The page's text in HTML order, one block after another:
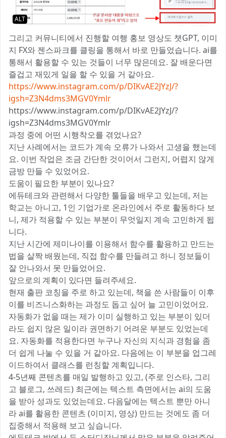
ALT
그리고 커뮤니티에서 진행할 여행 홍보 영상도 챗GPT, 이미
지 FX와 젠스파크를 클링을 통해서 바로 만들었습니다. ai를
통해서 활용할 수 있는 것들이 너무 많은데요. 잘 배운다면
즐겁고 재밌게 일을 할 수 있을 거 같아요.
https://www.instagram.com/p/DIKvAE2JYzJ/?
igsh=Z3N4dms3MGV0Ymlr
https://www.instagram.com/p/DIKvAE2JYzJ/?
igsh=Z3N4dms3MGV0Ymlr
과정 중에 어떤 시행착오를 겪었나요?
지난 사례에서는 코드가 계속 오류가 나와서 고생을 했는데
요. 이번 작업은 조금 간단한 것이어서 그런지, 어렵지 않게
금방 만들 수 있었어요.
도움이 필요한 부분이 있나요?
에듀테크와 관련해서 다양한 툴들을 배우고 있는데, 저는
학교는 아니고, 1인 기업가로 온라인에서 주로 활동하다 보
니, 제가 적용할 수 있는 부분이 무엇일지 계속 고민하게 됩
니다.
지난 시간에 제미나이를 이용해서 함수를 활용하고 만드는
법을 살짝 배웠는데, 직접 함수를 만들려고 하니 정보들이
잘 안나와서 못 만들었어요.
앞으로의 계획이 있다면 들려주세요.
현재 출판 코칭을 주로 하고 있는데, 책을 쓴 사람들이 이후
이를 비즈니스화하는 과정도 돕고 싶어 늘 고민이었어요.
자동화가 없을 때는 제가 이미 실행하고 있는 부분이 있더
라도 쉽지 않은 일이라 권면하기 어려운 부분도 있었는데
요. 자동화를 적용한다면 누구나 자신의 지식과 경험을 좀
더 쉽게 나눌 수 있을 거 같아요. 다음에는 이 부분을 업그레
이드하여서 클래스를 런칭할 계획입니다.
4-5년째 콘텐츠를 매일 발행하고 있고, (주로 인스타, 그리
고 블로그, 쓰레드) 최근에는 텍스트 측면에서는 ai의 도움
을 받아 성과도 있었는데요. 다음달에는 텍스트 뿐만 아니
라 ai를 활용한 콘텐츠 (이미지, 영상) 만드는 것에도 좀 더
집중해서 적용해 보고 싶습니다.